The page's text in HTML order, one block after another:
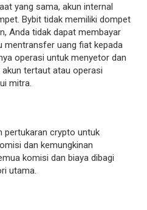
yang sama, akun internal
Bybit tidak memiliki dompet
Anda tidak dapat membayar
mentransfer uang fiat kepada
operasi untuk menyetor dan
tertaut atau operasi
mitra.
pertukaran crypto untuk
dan kemungkinan
komisi dan biaya dibagi
utama.